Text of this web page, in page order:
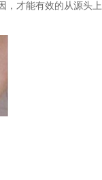
，才能有效的从源头上